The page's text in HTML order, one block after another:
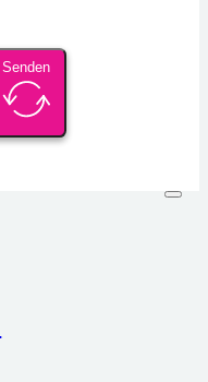
Senden